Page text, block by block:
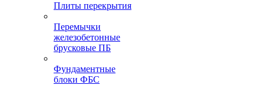
Плиты перекрытия
Перемычки
железобетонные
брусковые ПБ
Фундаментные
блоки ФБС